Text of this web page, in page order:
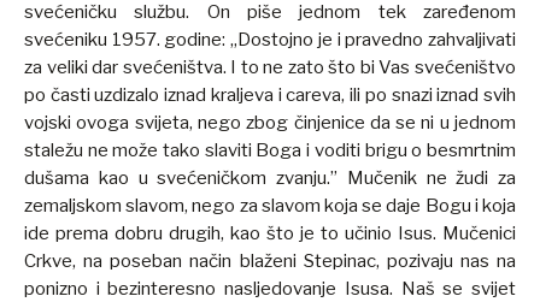
svećeničku službu. On piše jednom tek zaređenom
svećeniku 1957. godine: „Dostojno je i pravedno zahvaljivati
za veliki dar svećeništva. I to ne zato što bi Vas svećeništvo
po časti uzdizalo iznad kraljeva i careva, ili po snazi iznad svih
vojski ovoga svijeta, nego zbog činjenice da se ni u jednom
staležu ne može tako slaviti Boga i voditi brigu o besmrtnim
dušama kao u svećeničkom zvanju.” Mučenik ne žudi za
zemaljskom slavom, nego za slavom koja se daje Bogu i koja
ide prema dobru drugih, kao što je to učinio Isus. Mučenici
Crkve, na poseban način blaženi Stepinac, pozivaju nas na
ponizno i bezinteresno nasljedovanje Isusa. Naš se svijet